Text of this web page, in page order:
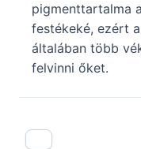
pigmenttartalma
festékeké, ezért
általában több
felvinni őket.